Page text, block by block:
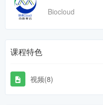
Biocloud
课程特色
视频(8)